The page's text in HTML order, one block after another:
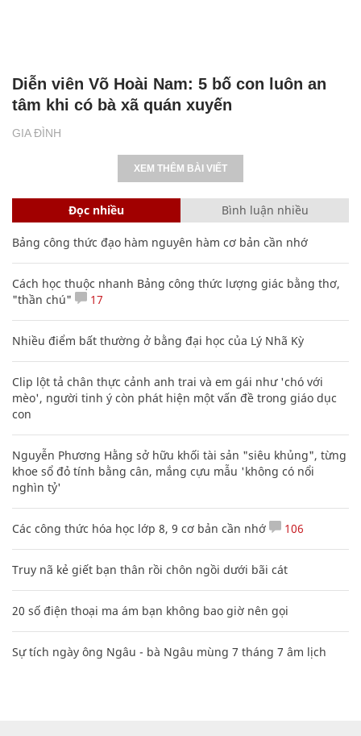
GIA ĐÌNH
Diễn viên Võ Hoài Nam: 5 bố con luôn an
tâm khi có bà xã quán xuyến
XEM THÊM BÀI VIẾT
Đọc nhiều Bình luận nhiều
Bảng công thức đạo hàm nguyên hàm cơ bản cần nhớ
Cách học thuộc nhanh Bảng công thức lượng giác bằng thơ,
"thần chú"
17
Nhiều điểm bất thường ở bằng đại học của Lý Nhã Kỳ
Clip lột tả chân thực cảnh anh trai và em gái như 'chó với
mèo', người tinh ý còn phát hiện một vấn đề trong giáo dục
con
Nguyễn Phương Hằng sở hữu khối tài sản "siêu khủng", từng
khoe sổ đỏ tính bằng cân, mắng cựu mẫu 'không có nổi
nghìn tỷ'
Các công thức hóa học lớp 8, 9 cơ bản cần nhớ 106
Truy nã kẻ giết bạn thân rồi chôn ngồi dưới bãi cát
20 số điện thoại ma ám bạn không bao giờ nên gọi
Sự tích ngày ông Ngâu - bà Ngâu mùng 7 tháng 7 âm lịch